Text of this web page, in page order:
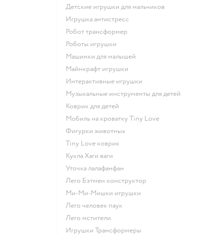
Детские игрушки для мальчиков
Игрушка антистресс
Робот трансформер
Роботы игрушки
Машинки для малышей
Майнкрафт игрушки
Интерактивные игрушки
Музыкальные инструменты для детей
Коврик для детей
Мобиль на кроватку Tiny Love
Фигурки животных
Tiny Love коврик
Кукла Хаги ваги
Уточка лалафанфан
Лего Бэтмен конструктор
Ми-Ми-Мишки игрушки
Лего человек паук
Лего мстители
Игрушки Трансформеры